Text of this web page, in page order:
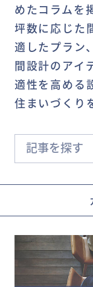
めたコラムを
坪数に応じた
適したプラン
間設計のアイ
適性を高める
住まいづくり